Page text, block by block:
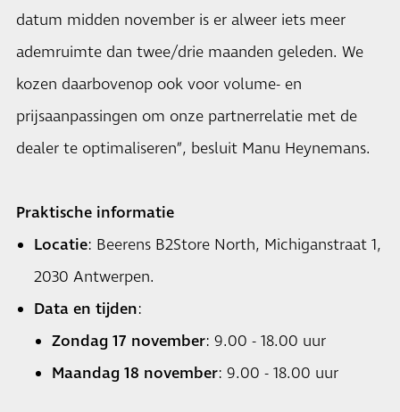
datum midden november is er alweer iets meer
ademruimte dan twee/drie maanden geleden. We
kozen daarbovenop ook voor volume- en
prijsaanpassingen om onze partnerrelatie met de
dealer te optimaliseren”, besluit Manu Heynemans.
Praktische informatie
Locatie: Beerens B2Store North, Michiganstraat 1,
2030 Antwerpen.
Data en tijden:
Zondag 17 november: 9.00 - 18.00 uur
Maandag 18 november: 9.00 - 18.00 uur